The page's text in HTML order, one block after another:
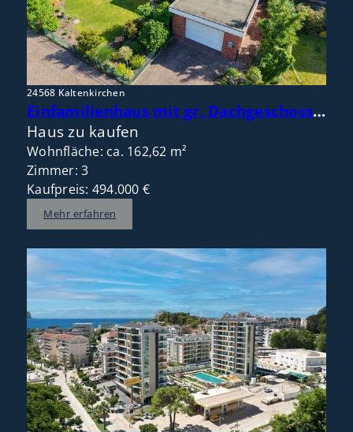
24568 Kaltenkirchen
Einfamilienhaus mit gr. Dachgeschoss – flexible Raumaufteilung mit Potenzial für 4 bis 5 Zimmer
Haus zu kaufen
Wohnfläche: ca. 162,62 m²
Zimmer: 3
Kaufpreis: 494.000 €
Mehr erfahren